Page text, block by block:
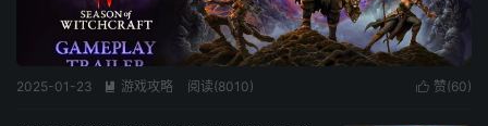
 赞(60)
2025-01-23  游戏攻略 阅读(8010)